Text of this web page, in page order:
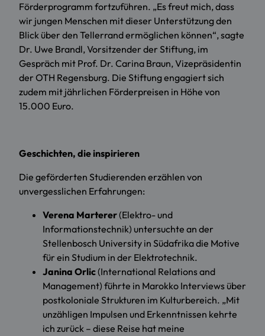
Förderprogramm fortzuführen. „Es freut mich, dass
wir jungen Menschen mit dieser Unterstützung den
Blick über den Tellerrand ermöglichen können“, sagte
Dr. Uwe Brandl, Vorsitzender der Stiftung, im
Gespräch mit Prof. Dr. Carina Braun, Vizepräsidentin
der OTH Regensburg. Die Stiftung engagiert sich
zudem mit jährlichen Förderpreisen in Höhe von
15.000 Euro.
Geschichten, die inspirieren
Die geförderten Studierenden erzählen von
unvergesslichen Erfahrungen:
Verena Marterer(Elektro- und
Informationstechnik) untersuchte an der
Stellenbosch University in Südafrika die Motive
für ein Studium in der Elektrotechnik.
Janina Orlic(International Relations and
Management) führte in Marokko Interviews über
postkoloniale Strukturen im Kulturbereich. „Mit
unzähligen Impulsen und Erkenntnissen kehrte
ich zurück – diese Reise hat meine